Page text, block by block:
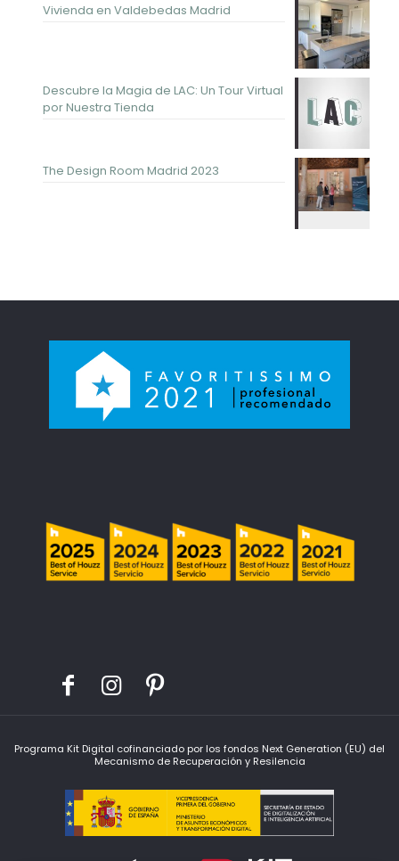
Vivienda en Valdebedas Madrid
Descubre la Magia de LAC: Un Tour Virtual
por Nuestra Tienda
The Design Room Madrid 2023
Programa Kit Digital cofinanciado por los fondos Next Generation (EU) del
Mecanismo de Recuperación y Resilencia